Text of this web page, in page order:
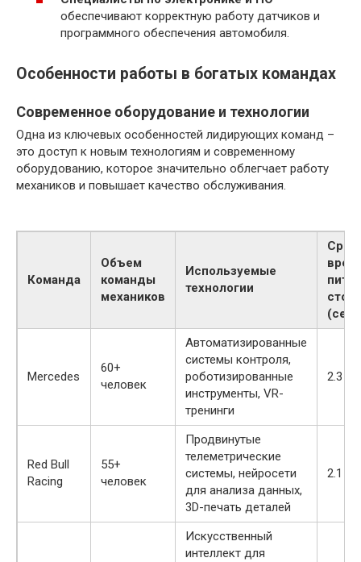
обеспечивают корректную работу датчиков и
программного обеспечения автомобиля.
Особенности работы в богатых командах
Современное оборудование и технологии
Одна из ключевых особенностей лидирующих команд –
это доступ к новым технологиям и современному
оборудованию, которое значительно облегчает работу
механиков и повышает качество обслуживания.
Команда
Объем
команды
механиков
Используемые
технологии
пит-
стопа
(сек.)
Mercedes
60+
человек
Автоматизированные
системы контроля,
роботизированные
инструменты, VR-
тренинги
2.3
Red Bull
Racing
55+
человек
Продвинутые
телеметрические
системы, нейросети
для анализа данных,
3D-печать деталей
2.1
Искусственный
интеллект для